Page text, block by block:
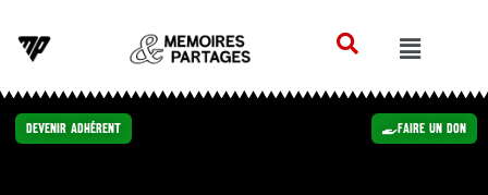
Devenir Adhérent Faire un Don